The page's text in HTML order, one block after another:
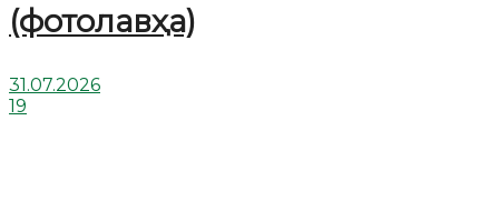
(фотолавҳа)
31.07.2026
19